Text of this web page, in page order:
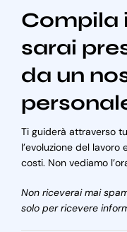
Compila
sarai
da un
Ti guiderà attraverso
l’evoluzione del
costi. Non vediamo
Non riceverai mai
solo per ricevere